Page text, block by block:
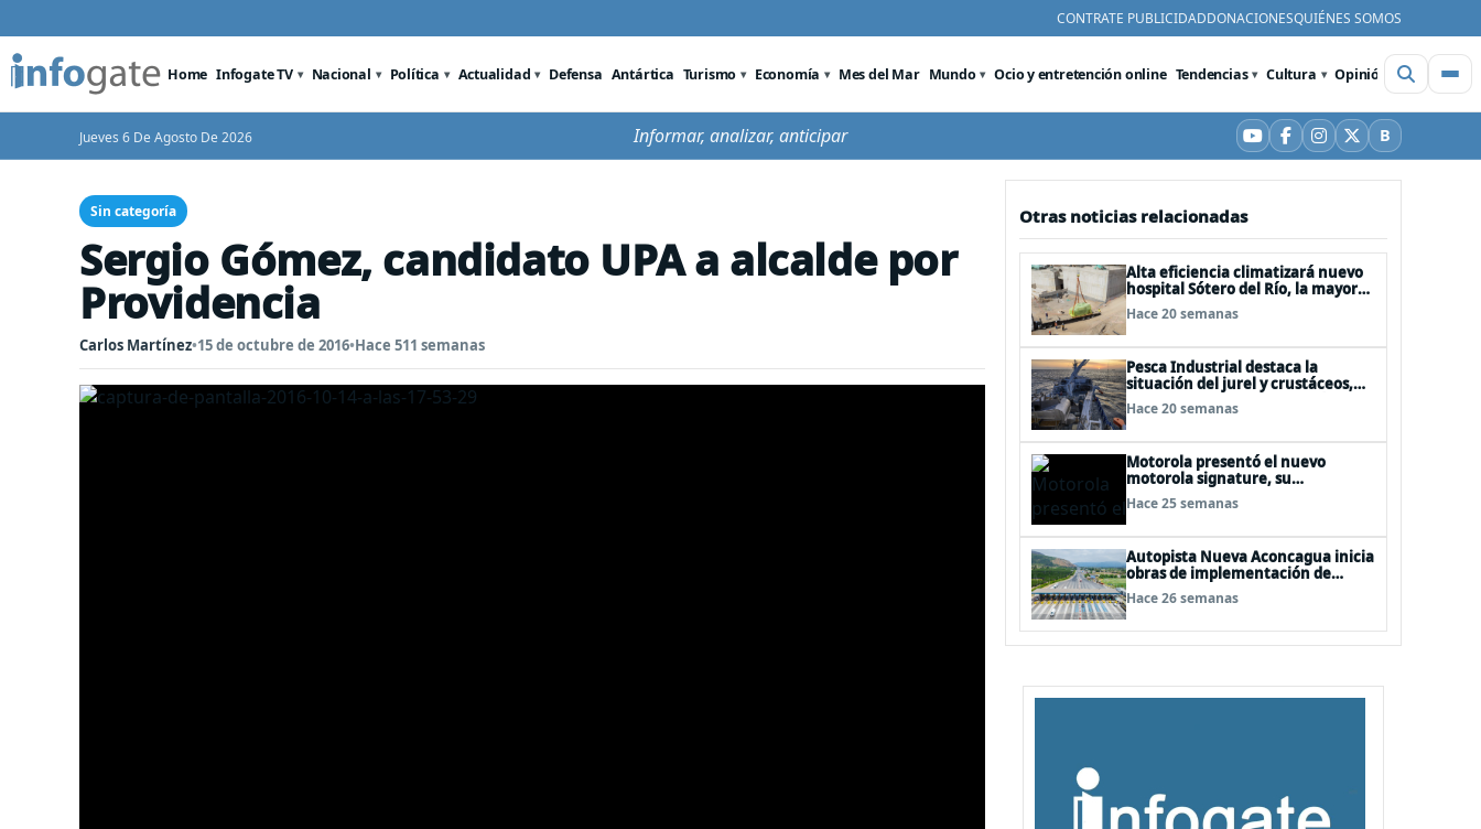
CONTRATE PUBLICIDADDONACIONESQUIÉNES SOMOS
Home Infogate TV Nacional Política Actualidad Defensa Antártica Turismo Economía Mes del Mar Mundo Ocio y entretención online Tendencias Cultura Opinión Videos
Jueves 6 De Agosto De 2026 Informar, analizar, anticipar YouTube
Facebook
Instagram
X BBluesky
Sin categoría
Sergio Gómez, candidato UPA a alcalde por
Providencia
Carlos Martínez•15 de octubre de 2016•Hace 511 semanas
Otras noticias relacionadas
Alta eficiencia climatizará nuevo
hospital Sótero del Río, la mayor
obra hospitalaria de Chile
Hace 20 semanas
Pesca Industrial destaca la
situación del jurel y crustáceos,
pero mantiene preocupación por
la merluza común
Hace 20 semanas
Motorola presentó el nuevo
motorola signature, su
smartphone ultra premium, junto
a un renovado portfolio para 2026
Hace 25 semanas
Autopista Nueva Aconcagua inicia
obras de implementación de
sistema Free Flow para peajes Las
Vegas y Pichidangui
Hace 26 semanas